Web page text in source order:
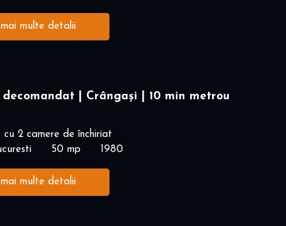
mai multe detalii
decomandat | Crângași | 10 min metrou
2 camere de închiriat
50 mp 1980
mai multe detalii